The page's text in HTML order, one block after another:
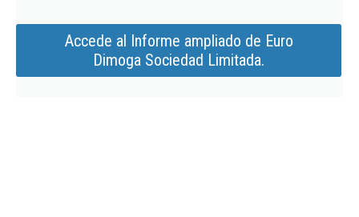
Accede al Informe ampliado de Euro
Dimoga Sociedad Limitada.